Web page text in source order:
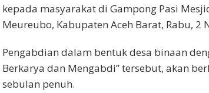
kepada masyarakat di Gampong Pasi
Meureubo, Kabupaten Aceh Barat, Rabu, 2
Pengabdian dalam bentuk desa binaan
Berkarya dan Mengabdi” tersebut, akan
sebulan penuh.